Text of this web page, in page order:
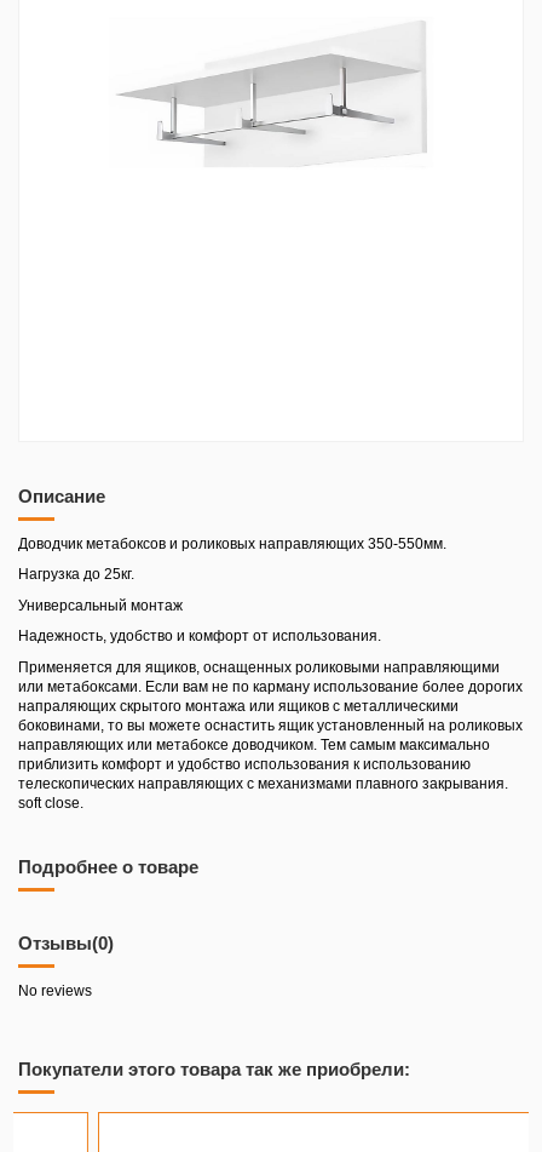
Описание
Доводчик метабоксов и роликовых направляющих 350-550мм.
Нагрузка до 25кг.
Универсальный монтаж
Надежность, удобство и комфорт от использования.
Применяется для ящиков, оснащенных роликовыми направляющими
или метабоксами. Если вам не по карману использование более дорогих
напраляющих скрытого монтажа или ящиков с металлическими
боковинами, то вы можете оснастить ящик установленный на роликовых
направляющих или метабоксе доводчиком. Тем самым максимально
приблизить комфорт и удобство использования к использованию
телескопических направляющих с механизмами плавного закрывания.
soft close.
Подробнее о товаре
Отзывы(0)
No reviews
Покупатели этого товара так же приобрели: